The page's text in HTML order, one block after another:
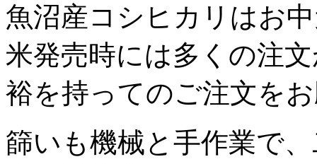
魚沼産コシヒカリはお
米発売時には多くの注
裕を持ってのご注文を
篩いも機械と手作業で